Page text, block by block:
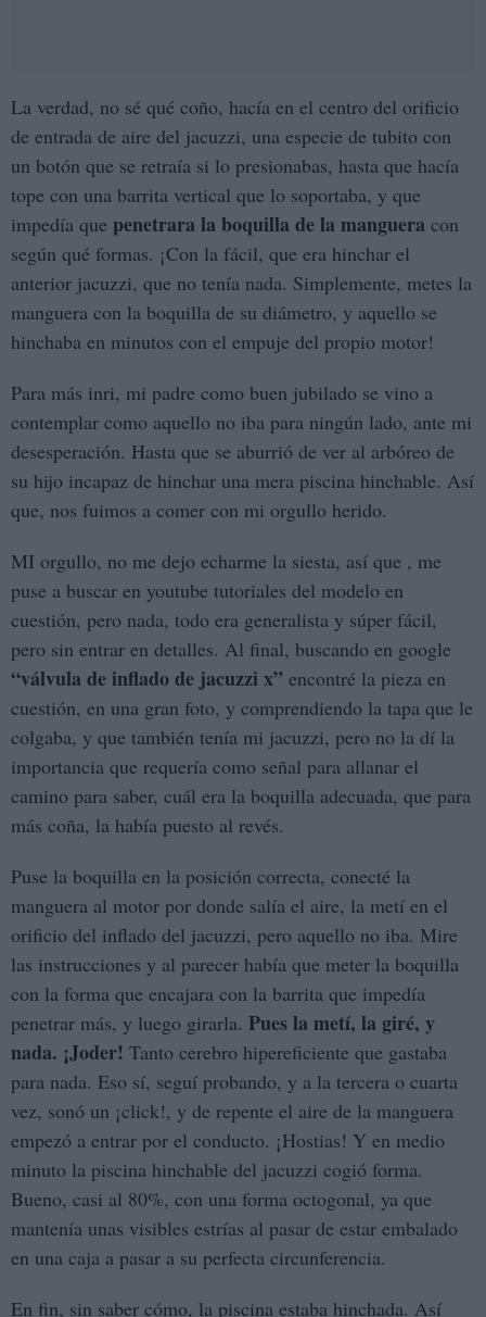
La verdad, no sé qué coño, hacía en el centro del orificio
de entrada de aire del jacuzzi, una especie de tubito con
un botón que se retraía si lo presionabas, hasta que hacía
tope con una barrita vertical que lo soportaba, y que
impedía que penetrara la boquilla de la manguera con
según qué formas. ¡Con la fácil, que era hinchar el
anterior jacuzzi, que no tenía nada. Simplemente, metes la
manguera con la boquilla de su diámetro, y aquello se
hinchaba en minutos con el empuje del propio motor!
Para más inri, mi padre como buen jubilado se vino a
contemplar como aquello no iba para ningún lado, ante mi
desesperación. Hasta que se aburrió de ver al arbóreo de
su hijo incapaz de hinchar una mera piscina hinchable. Así
que, nos fuimos a comer con mi orgullo herido.
MI orgullo, no me dejo echarme la siesta, así que , me
puse a buscar en youtube tutoriales del modelo en
cuestión, pero nada, todo era generalista y súper fácil,
pero sin entrar en detalles. Al final, buscando en google
“válvula de inflado de jacuzzi x” encontré la pieza en
cuestión, en una gran foto, y comprendiendo la tapa que le
colgaba, y que también tenía mi jacuzzi, pero no la dí la
importancia que requería como señal para allanar el
camino para saber, cuál era la boquilla adecuada, que para
más coña, la había puesto al revés.
Puse la boquilla en la posición correcta, conecté la
manguera al motor por donde salía el aire, la metí en el
orificio del inflado del jacuzzi, pero aquello no iba. Mire
las instrucciones y al parecer había que meter la boquilla
con la forma que encajara con la barrita que impedía
penetrar más, y luego girarla. Pues la metí, la giré, y
nada. ¡Joder! Tanto cerebro hipereficiente que gastaba
para nada. Eso sí, seguí probando, y a la tercera o cuarta
vez, sonó un ¡click!, y de repente el aire de la manguera
empezó a entrar por el conducto. ¡Hostias! Y en medio
minuto la piscina hinchable del jacuzzi cogió forma.
Bueno, casi al 80%, con una forma octogonal, ya que
mantenía unas visibles estrías al pasar de estar embalado
en una caja a pasar a su perfecta circunferencia.
En fin, sin saber cómo, la piscina estaba hinchada. Así